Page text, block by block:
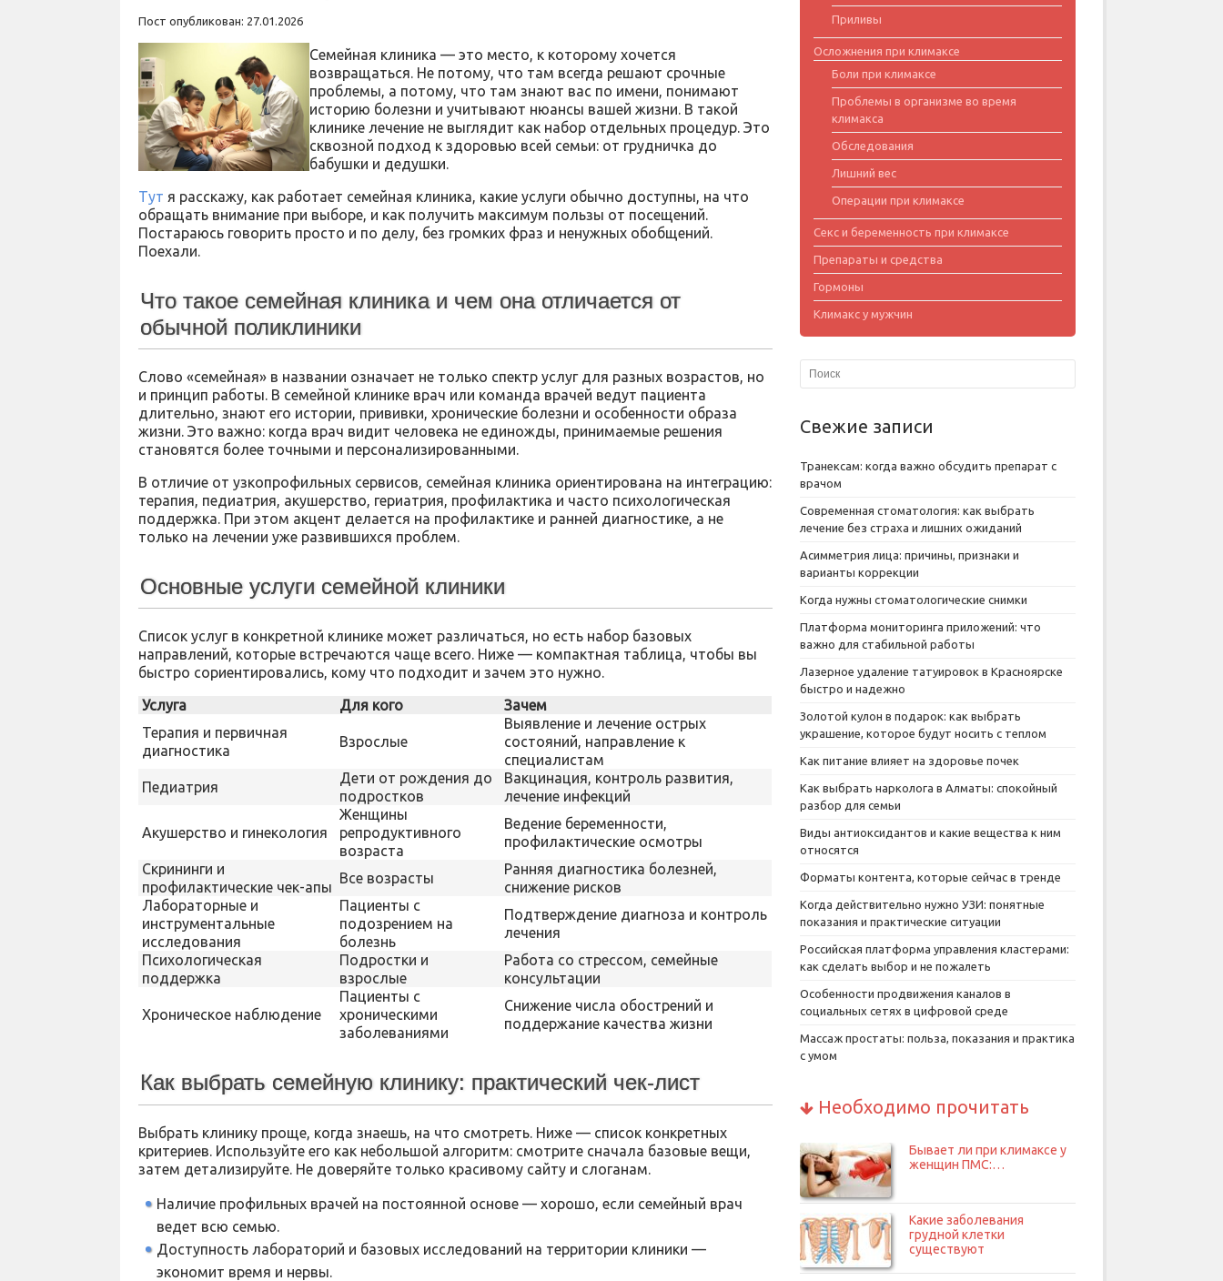
Пост опубликован: 27.01.2026
Семейная клиника — это место, к которому хочется
возвращаться. Не потому, что там всегда решают срочные
проблемы, а потому, что там знают вас по имени, понимают
историю болезни и учитывают нюансы вашей жизни. В такой
клинике лечение не выглядит как набор отдельных процедур. Это
сквозной подход к здоровью всей семьи: от грудничка до
бабушки и дедушки.
Тут я расскажу, как работает семейная клиника, какие услуги обычно доступны, на что
обращать внимание при выборе, и как получить максимум пользы от посещений.
Постараюсь говорить просто и по делу, без громких фраз и ненужных обобщений.
Поехали.
Что такое семейная клиника и чем она отличается от
обычной поликлиники
Слово «семейная» в названии означает не только спектр услуг для разных возрастов, но
и принцип работы. В семейной клинике врач или команда врачей ведут пациента
длительно, знают его истории, прививки, хронические болезни и особенности образа
жизни. Это важно: когда врач видит человека не единожды, принимаемые решения
становятся более точными и персонализированными.
В отличие от узкопрофильных сервисов, семейная клиника ориентирована на интеграцию:
терапия, педиатрия, акушерство, гериатрия, профилактика и часто психологическая
поддержка. При этом акцент делается на профилактике и ранней диагностике, а не
только на лечении уже развившихся проблем.
Основные услуги семейной клиники
Список услуг в конкретной клинике может различаться, но есть набор базовых
направлений, которые встречаются чаще всего. Ниже — компактная таблица, чтобы вы
быстро сориентировались, кому что подходит и зачем это нужно.
Услуга
Для кого
Зачем
Терапия и первичная
диагностика
Взрослые
Выявление и лечение острых
состояний, направление к
специалистам
Педиатрия
Дети от рождения до
подростков
Вакцинация, контроль развития,
лечение инфекций
Акушерство и гинекология
Женщины
репродуктивного
возраста
Ведение беременности,
профилактические осмотры
Скрининги и
профилактические чек-апы
Все возрасты
Ранняя диагностика болезней,
снижение рисков
Лабораторные и
инструментальные
исследования
Пациенты с
подозрением на
болезнь
Подтверждение диагноза и контроль
лечения
Психологическая
поддержка
Подростки и
взрослые
Работа со стрессом, семейные
консультации
Хроническое наблюдение
Пациенты с
хроническими
заболеваниями
Снижение числа обострений и
поддержание качества жизни
Как выбрать семейную клинику: практический чек-лист
Выбрать клинику проще, когда знаешь, на что смотреть. Ниже — список конкретных
критериев. Используйте его как небольшой алгоритм: смотрите сначала базовые вещи,
затем детализируйте. Не доверяйте только красивому сайту и слоганам.
Наличие профильных врачей на постоянной основе — хорошо, если семейный врач
ведет всю семью.
Доступность лабораторий и базовых исследований на территории клиники —
экономит время и нервы.
Приливы
Осложнения при климаксе
Боли при климаксе
Проблемы в организме во время
климакса
Обследования
Лишний вес
Операции при климаксе
Секс и беременность при климаксе
Препараты и средства
Гормоны
Климакс у мужчин
Свежие записи
Транексам: когда важно обсудить препарат с
врачом
Современная стоматология: как выбрать
лечение без страха и лишних ожиданий
Асимметрия лица: причины, признаки и
варианты коррекции
Когда нужны стоматологические снимки
Платформа мониторинга приложений: что
важно для стабильной работы
Лазерное удаление татуировок в Красноярске
быстро и надежно
Золотой кулон в подарок: как выбрать
украшение, которое будут носить с теплом
Как питание влияет на здоровье почек
Как выбрать нарколога в Алматы: спокойный
разбор для семьи
Виды антиоксидантов и какие вещества к ним
относятся
Форматы контента, которые сейчас в тренде
Когда действительно нужно УЗИ: понятные
показания и практические ситуации
Российская платформа управления кластерами:
как сделать выбор и не пожалеть
Особенности продвижения каналов в
социальных сетях в цифровой среде
Массаж простаты: польза, показания и практика
с умом
Необходимо прочитать
Бывает ли при климаксе у
женщин ПМС:…
Какие заболевания
грудной клетки
существуют